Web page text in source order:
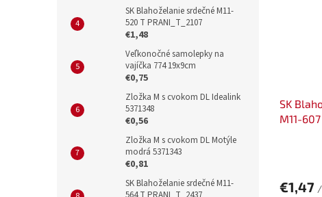
SK Blahoželanie srdečné M11-
520 T PRANI_T_2107
€1,48
Veľkonočné samolepky na
vajíčka 774 19x9cm
€0,75
Zložka M s cvokom DL Idealink
5371348
€0,56
Zložka M s cvokom DL Motýle
modrá 5371343
€0,81
SK Blahoželanie srdečné M11-
SK
M11-
€1,47